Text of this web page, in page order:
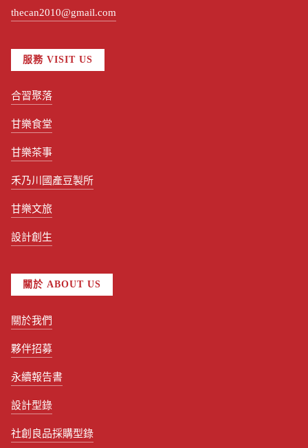
thecan2010@gmail.com
服務 VISIT US
合習聚落
甘樂食堂
甘樂茶事
禾乃川國產豆製所
甘樂文旅
設計創生
關於 ABOUT US
關於我們
夥伴招募
永續報告書
設計型錄
社創良品採購型錄